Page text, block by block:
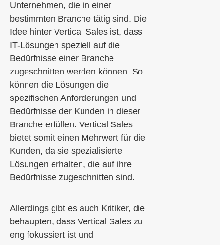
Unternehmen, die in einer
bestimmten Branche tätig sind. Die
Idee hinter Vertical Sales ist, dass
IT-Lösungen speziell auf die
Bedürfnisse einer Branche
zugeschnitten werden können. So
können die Lösungen die
spezifischen Anforderungen und
Bedürfnisse der Kunden in dieser
Branche erfüllen. Vertical Sales
bietet somit einen Mehrwert für die
Kunden, da sie spezialisierte
Lösungen erhalten, die auf ihre
Bedürfnisse zugeschnitten sind.
Allerdings gibt es auch Kritiker, die
behaupten, dass Vertical Sales zu
eng fokussiert ist und